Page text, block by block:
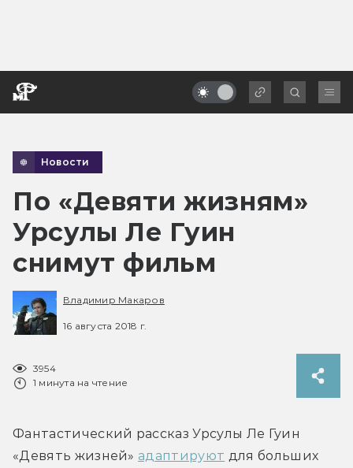
Новости
По «Девяти жизням»
Урсулы Ле Гуин
снимут фильм
Владимир Макаров
16 августа 2018 г.
3954
1 минута на чтение
Фантастический рассказ Урсулы Ле Гуин
«Девять жизней» адаптируют для больших